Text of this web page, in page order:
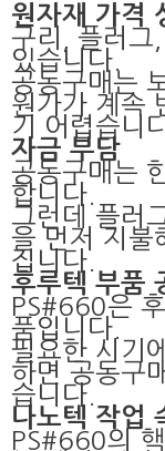
원자재 가격
구리, 플러그
있습니다.
공동구매는
원가가 계속
기 어렵습니
자금 부담
공동구매는
합니다.
그런데 플러
을 먼저 지불
집니다.
후루텍 부품
PS#660은
품입니다.
필요한 시기
하면 공동구
습니다.
나노텍 작업
PS#660의